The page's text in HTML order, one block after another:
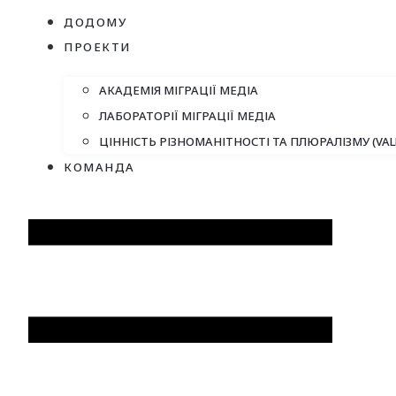
ДОДОМУ
ПРОЕКТИ
АКАДЕМІЯ МІГРАЦІЇ МЕДІА
ЛАБОРАТОРІЇ МІГРАЦІЇ МЕДІА
ЦІННІСТЬ РІЗНОМАНІТНОСТІ ТА ПЛЮРАЛІЗМУ
КОМАНДА